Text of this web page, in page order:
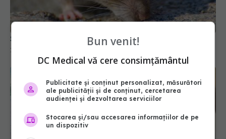
Soția unui mare actor, răpusă de hantavirus
16 mai 2026, 16:45
Bun venit!
DC Medical vă cere consimțământul
Publicitate și conținut personalizat, măsurători
ale publicității și de conținut, cercetarea
audienței și dezvoltarea serviciilor
Stocarea și/sau accesarea informațiilor de pe
un dispozitiv